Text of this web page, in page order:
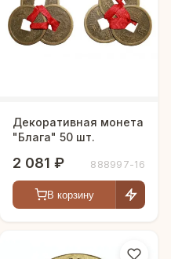
Декоративная монета
"Блага" 50 шт.
2 081 ₽ 888997-16
В корзину